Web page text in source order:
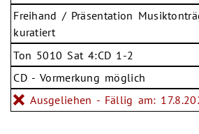
Freihand / Präsentation
kuratiert
Ton 5010 Sat 4:CD 1-2
CD - Vormerkung möglich
Ausgeliehen - Fällig am: